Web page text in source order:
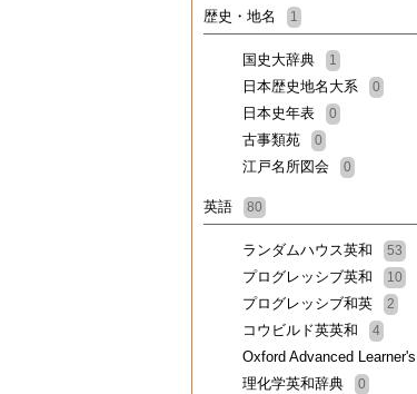
歴史・地名 1
国史大辞典 1
日本歴史地名大系 0
日本史年表 0
古事類苑 0
江戸名所図会 0
英語 80
ランダムハウス英和 53
プログレッシブ英和 10
プログレッシブ和英 2
コウビルド英英和 4
Oxford Advanced Learner's
理化学英和辞典 0